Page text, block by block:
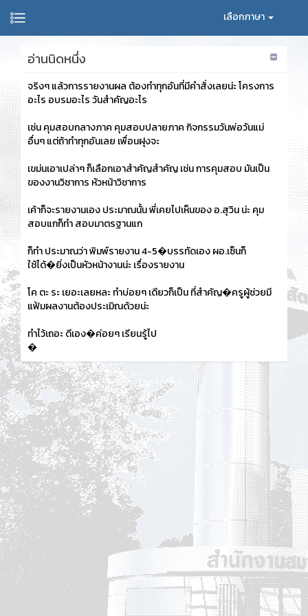
เลือกภาษา
อ่านนิดหนึ่ง
จริงๆ แล้วการรายงานผล ต้องทำทุกอันที่มีคำสั่งเลยน่ะ โครงการ
อะไร อบรมอะไร วันสำคัญอะไร
เช่น คุมสอบกลางภาค คุมสอบปลายภาค กิจกรรมวันพ่อวันแม่
อื่นๆ แต่ถ้าทำทุกอันเลย เพื่อนฝุงจะ
เขม่นเอาเปล่าๆ ก็เลือกเอาสำคัญสำคัญ เช่น การคุมสอบ มันเป็น
ของงานวิชาการ หัวหน้าวิชาการ
เค้าก็จะรายงานเอง ประมาณนั้น พี่เคยไปเห็นของ อ.สุวิน น่ะ คุม
สอบแกก็ทำ สอบมาตรฐานแก
ก็ทำ ประมาณว่า พิมพ์รายงาน 4-5�บรรทัดเอง ผอ.เซ็นก็
ใช้ได้�ยิ่งเป็นหัวหน้างานน่ะ เรื่องรายงาน
โค ตะ ระ เยอะเลยหละ ทำบ่อยๆ เดียวก็เป็น ที่สำคัญ�ครูผู้ช่วยมี
แฟ้มผลงานต้องประเมิณด้วยน่ะ
ทำไว้เถอะ ดีเอง�ค่อยๆ เรียนรู้ไป
�